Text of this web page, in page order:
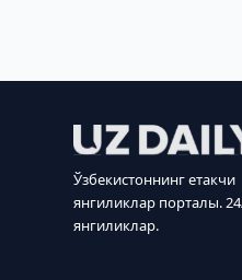
Ўзбекистоннинг етакчи
янгиликлар порталы.
янгиликлар.